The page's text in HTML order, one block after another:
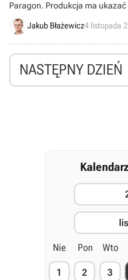
Paragon. Produkcja ma
komputery PC.
Jakub Błażewicz4 listopada
NASTĘPNY DZIEŃ
Nie Pon Wto
1 2 3